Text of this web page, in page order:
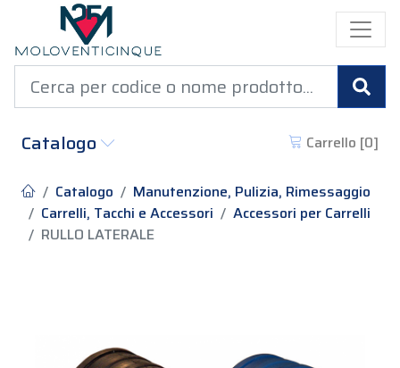
Catalogo
Carrello [0]
Catalogo
Manutenzione, Pulizia, Rimessaggio
Carrelli, Tacchi e Accessori
Accessori per Carrelli
RULLO LATERALE